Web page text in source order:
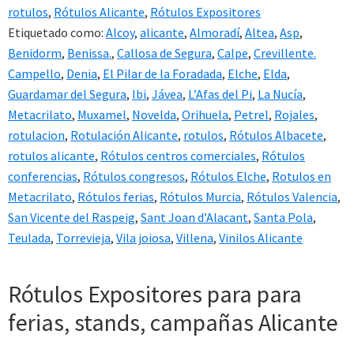
rotulos, Rótulos Alicante, Rótulos Expositores
Etiquetado como: Alcoy, alicante, Almoradí, Altea, Asp,
Benidorm, Benissa., Callosa de Segura, Calpe, Crevillente.
Campello, Denia, El Pilar de la Foradada, Elche, Elda,
Guardamar del Segura, Ibi, Jávea, L’Afas del Pi, La Nucía,
Metacrilato, Muxamel, Novelda, Orihuela, Petrel, Rojales,
rotulacion, Rotulación Alicante, rotulos, Rótulos Albacete,
rotulos alicante, Rótulos centros comerciales, Rótulos
conferencias, Rótulos congresos, Rótulos Elche, Rotulos en
Metacrilato, Rótulos ferias, Rótulos Murcia, Rótulos Valencia,
San Vicente del Raspeig, Sant Joan d’Alacant, Santa Pola,
Teulada, Torrevieja, Vila joiosa, Villena, Vinilos Alicante
Rótulos Expositores para para
ferias, stands, campañas Alicante